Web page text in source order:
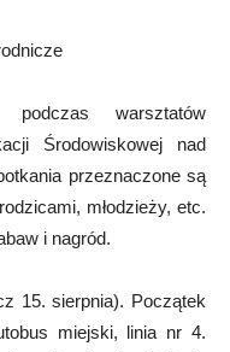
podczas warsztatów
Środowiskowej nad
przeznaczone są
młodzieży, etc.
i nagród.
15. sierpnia). Początek
miejski, linia nr 4.